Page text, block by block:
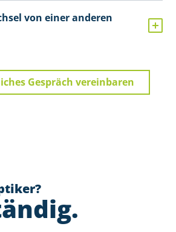
von einer anderen
Gespräch vereinbaren